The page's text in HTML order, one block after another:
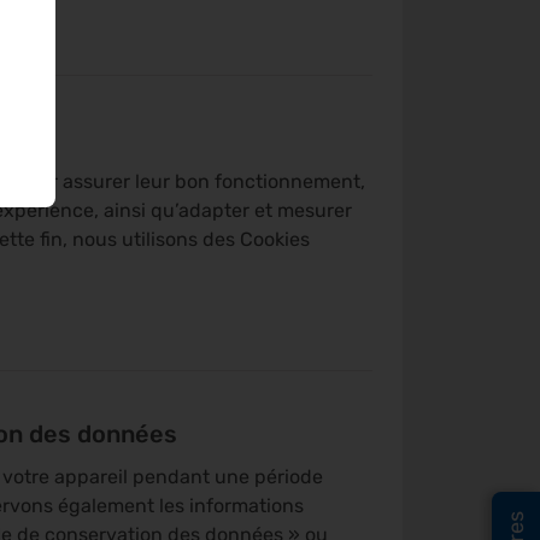
pour assurer leur bon fonctionnement,
ainsi qu’adapter et mesurer
fin, nous utilisons des Cookies
des données
appareil pendant une période
également les informations
de conservation des données » ou